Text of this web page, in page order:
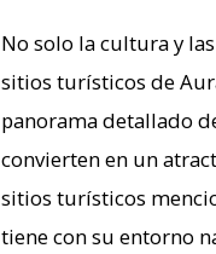
No solo la cultura y
sitios turísticos de
panorama detallado
convierten en un
sitios turísticos
tiene con su entorno